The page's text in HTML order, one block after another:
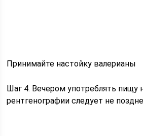
Принимайте настойку валерианы
Шаг 4. Вечером употреблять пищу
рентгенографии следует не